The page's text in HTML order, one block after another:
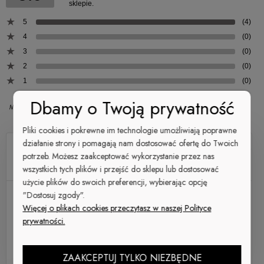
skład materiału
81% Poliester/19% Elastan
Legginsy ROCKY FIGHT CLUB
Do koszyka
Rashguard Krótki ROCKY FIGHT
sklepie.
5
(4)
4
(0)
3
(0)
2
(0)
1
(0)
RADZIASSS666
Dodano: 2025-06-26
Opinia zweryfikowana
Ocena produktu:
Ocena sklepu:
Ocena dostawy:
SUPER JESTEM ZADOWOLONY..
Dbamy o Twoją prywatność
Pliki cookies i pokrewne im technologie umożliwiają poprawne
działanie strony i pomagają nam dostosować ofertę do Twoich
potrzeb. Możesz zaakceptować wykorzystanie przez nas
wszystkich tych plików i przejść do sklepu lub dostosować
użycie plików do swoich preferencji, wybierając opcję
"Dostosuj zgody".
Więcej o plikach cookies przeczytasz w naszej Polityce
prywatności.
ZAAKCEPTUJ TYLKO NIEZBĘDNE